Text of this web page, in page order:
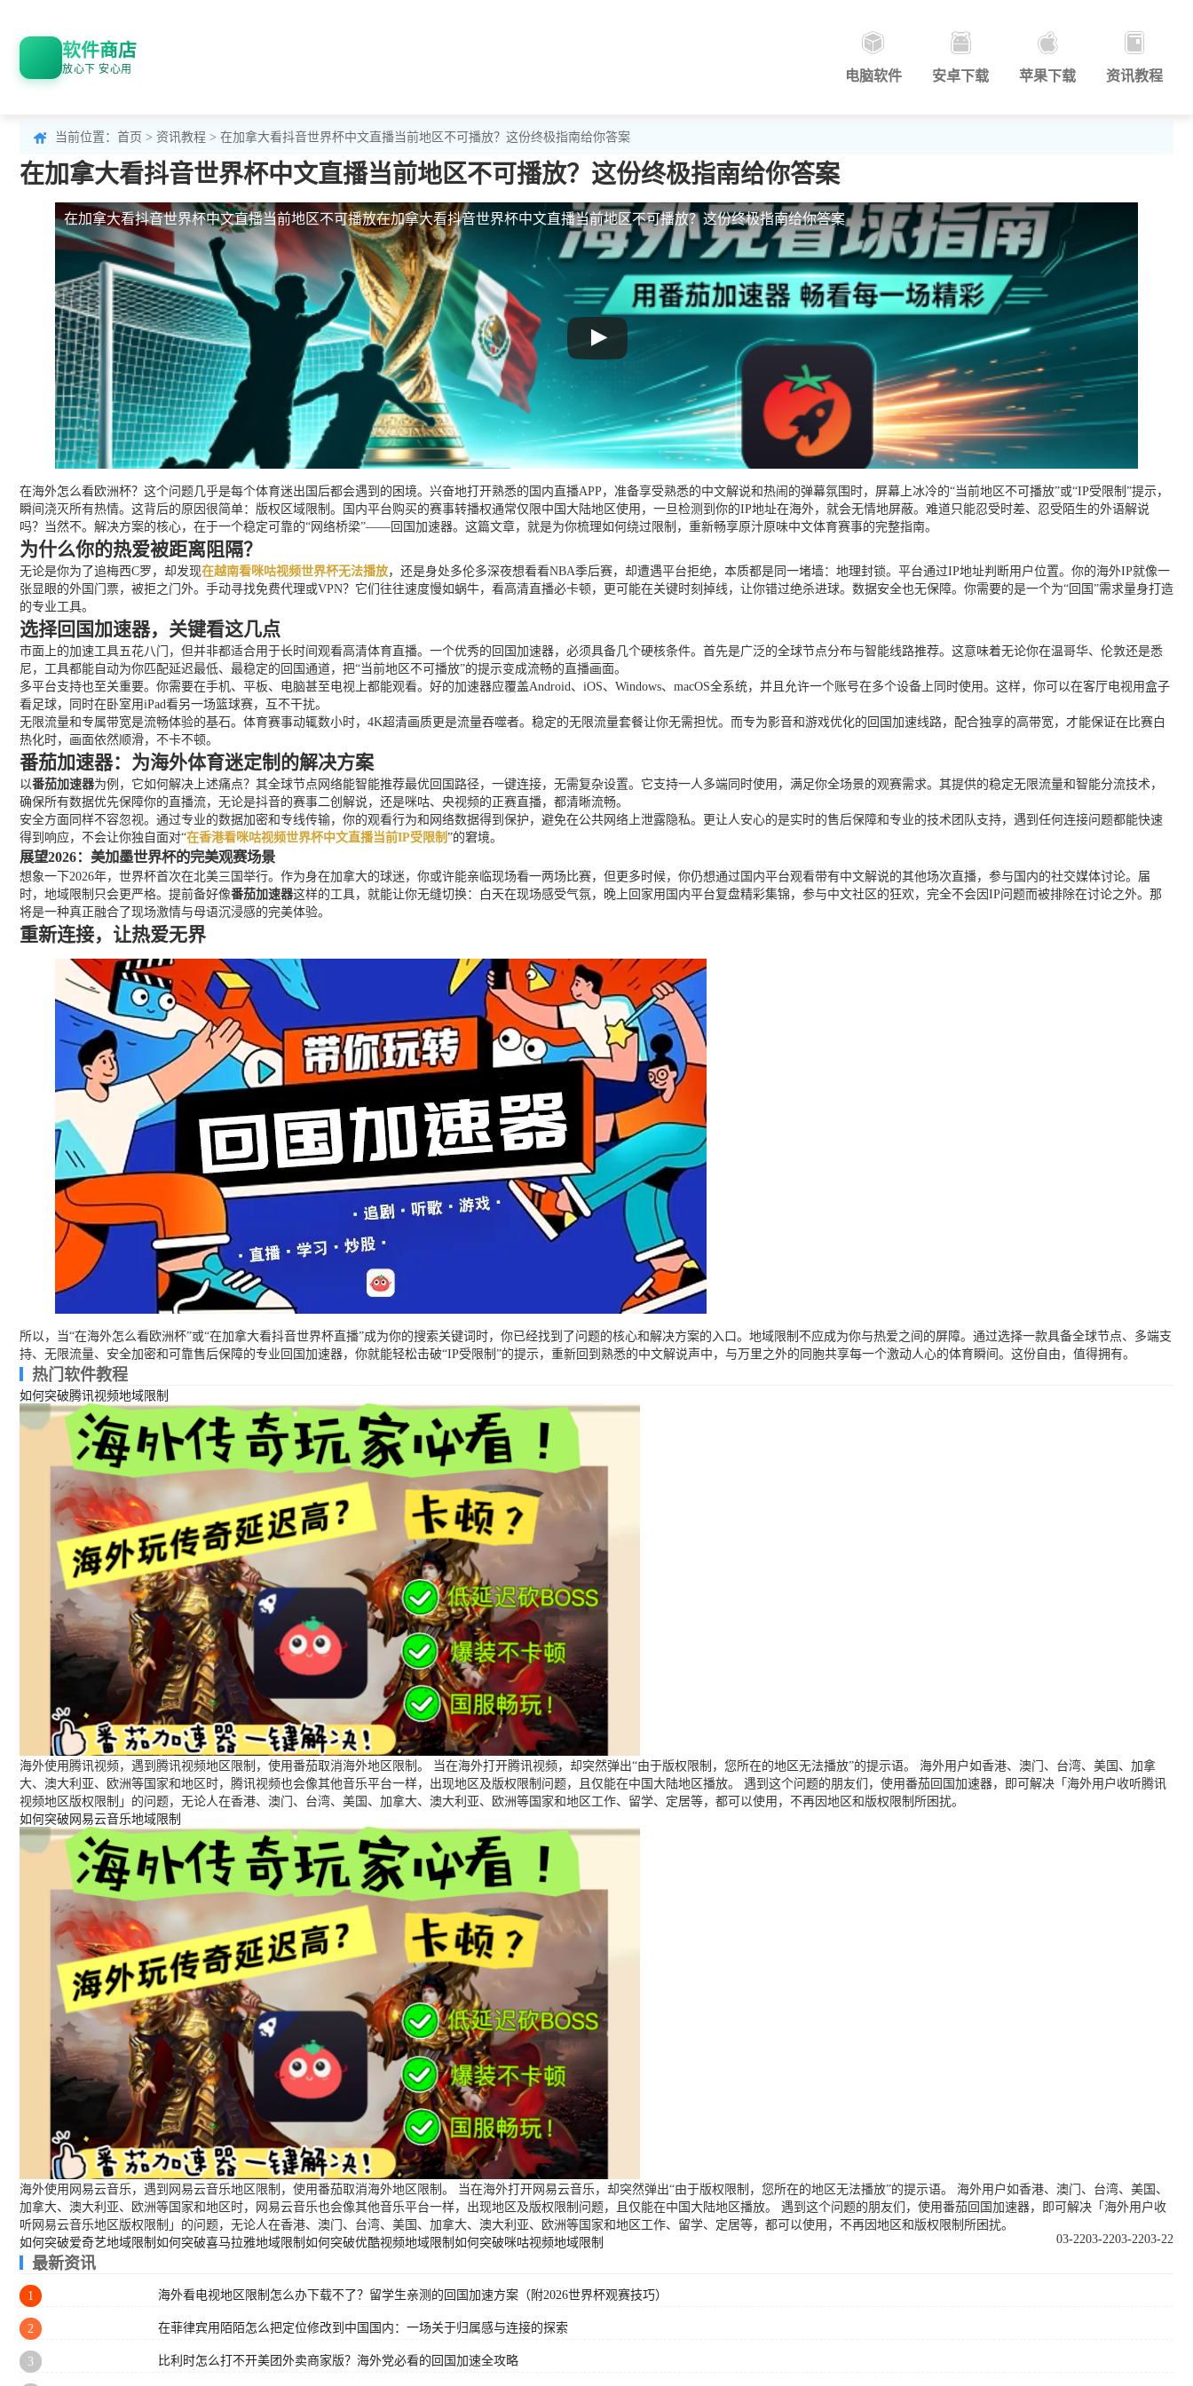
软件商店
放心下 安心用 电脑软件 安卓下载 苹果下载 资讯教程
当前位置： 首页 > 资讯教程 > 在加拿大看抖音世界杯中文直播当前地区不可播放？这份终极指南给你答案
在加拿大看抖音世界杯中文直播当前地区不可播放？这份终极指南给你答案
在加拿大看抖音世界杯中文直播当前地区不可播放在加拿大看抖音世界杯中文直播当前地区不可播放？这份终极指南给你答案
在海外怎么看欧洲杯？这个问题几乎是每个体育迷出国后都会遇到的困境。兴奋地打开熟悉的国内直播APP，准备享受熟悉的中文解说和热闹的弹幕氛围时，屏幕上冰冷的“当前地区不可播放”或“IP受限制”提示，
瞬间浇灭所有热情。这背后的原因很简单：版权区域限制。国内平台购买的赛事转播权通常仅限中国大陆地区使用，一旦检测到你的IP地址在海外，就会无情地屏蔽。难道只能忍受时差、忍受陌生的外语解说
吗？当然不。解决方案的核心，在于一个稳定可靠的“网络桥梁”——回国加速器。这篇文章，就是为你梳理如何绕过限制，重新畅享原汁原味中文体育赛事的完整指南。
为什么你的热爱被距离阻隔？
无论是你为了追梅西C罗，却发现在越南看咪咕视频世界杯无法播放，还是身处多伦多深夜想看看NBA季后赛，却遭遇平台拒绝，本质都是同一堵墙：地理封锁。平台通过IP地址判断用户位置。你的海外IP就像一
张显眼的外国门票，被拒之门外。手动寻找免费代理或VPN？它们往往速度慢如蜗牛，看高清直播必卡顿，更可能在关键时刻掉线，让你错过绝杀进球。数据安全也无保障。你需要的是一个为“回国”需求量身打造
的专业工具。
选择回国加速器，关键看这几点
市面上的加速工具五花八门，但并非都适合用于长时间观看高清体育直播。一个优秀的回国加速器，必须具备几个硬核条件。首先是广泛的全球节点分布与智能线路推荐。这意味着无论你在温哥华、伦敦还是悉
尼，工具都能自动为你匹配延迟最低、最稳定的回国通道，把“当前地区不可播放”的提示变成流畅的直播画面。
多平台支持也至关重要。你需要在手机、平板、电脑甚至电视上都能观看。好的加速器应覆盖Android、iOS、Windows、macOS全系统，并且允许一个账号在多个设备上同时使用。这样，你可以在客厅电视用盒子
看足球，同时在卧室用iPad看另一场篮球赛，互不干扰。
无限流量和专属带宽是流畅体验的基石。体育赛事动辄数小时，4K超清画质更是流量吞噬者。稳定的无限流量套餐让你无需担忧。而专为影音和游戏优化的回国加速线路，配合独享的高带宽，才能保证在比赛白
热化时，画面依然顺滑，不卡不顿。
番茄加速器：为海外体育迷定制的解决方案
以番茄加速器为例，它如何解决上述痛点？其全球节点网络能智能推荐最优回国路径，一键连接，无需复杂设置。它支持一人多端同时使用，满足你全场景的观赛需求。其提供的稳定无限流量和智能分流技术，
确保所有数据优先保障你的直播流，无论是抖音的赛事二创解说，还是咪咕、央视频的正赛直播，都清晰流畅。
安全方面同样不容忽视。通过专业的数据加密和专线传输，你的观看行为和网络数据得到保护，避免在公共网络上泄露隐私。更让人安心的是实时的售后保障和专业的技术团队支持，遇到任何连接问题都能快速
得到响应，不会让你独自面对“在香港看咪咕视频世界杯中文直播当前IP受限制 ”的窘境。
展望2026：美加墨世界杯的完美观赛场景
想象一下2026年，世界杯首次在北美三国举行。作为身在加拿大的球迷，你或许能亲临现场看一两场比赛，但更多时候，你仍想通过国内平台观看带有中文解说的其他场次直播，参与国内的社交媒体讨论。届
时，地域限制只会更严格。提前备好像番茄加速器这样的工具，就能让你无缝切换：白天在现场感受气氛，晚上回家用国内平台复盘精彩集锦，参与中文社区的狂欢，完全不会因IP问题而被排除在讨论之外。那
将是一种真正融合了现场激情与母语沉浸感的完美体验。
重新连接，让热爱无界
所以，当“在海外怎么看欧洲杯”或“在加拿大看抖音世界杯直播”成为你的搜索关键词时，你已经找到了问题的核心和解决方案的入口。地域限制不应成为你与热爱之间的屏障。通过选择一款具备全球节点、多端支
持、无限流量、安全加密和可靠售后保障的专业回国加速器，你就能轻松击破“IP受限制”的提示，重新回到熟悉的中文解说声中，与万里之外的同胞共享每一个激动人心的体育瞬间。这份自由，值得拥有。
热门软件教程
如何突破腾讯视频地域限制
海外使用腾讯视频，遇到腾讯视频地区限制，使用番茄取消海外地区限制。 当在海外打开腾讯视频，却突然弹出“由于版权限制，您所在的地区无法播放”的提示语。 海外用户如香港、澳门、台湾、美国、加拿
大、澳大利亚、欧洲等国家和地区时，腾讯视频也会像其他音乐平台一样，出现地区及版权限制问题，且仅能在中国大陆地区播放。 遇到这个问题的朋友们，使用番茄回国加速器，即可解决「海外用户收听腾讯
视频地区版权限制」的问题，无论人在香港、澳门、台湾、美国、加拿大、澳大利亚、欧洲等国家和地区工作、留学、定居等，都可以使用，不再因地区和版权限制所困扰。
如何突破网易云音乐地域限制
海外使用网易云音乐，遇到网易云音乐地区限制，使用番茄取消海外地区限制。 当在海外打开网易云音乐，却突然弹出“由于版权限制，您所在的地区无法播放”的提示语。 海外用户如香港、澳门、台湾、美国、
加拿大、澳大利亚、欧洲等国家和地区时，网易云音乐也会像其他音乐平台一样，出现地区及版权限制问题，且仅能在中国大陆地区播放。 遇到这个问题的朋友们，使用番茄回国加速器，即可解决「海外用户收
听网易云音乐地区版权限制」的问题，无论人在香港、澳门、台湾、美国、加拿大、澳大利亚、欧洲等国家和地区工作、留学、定居等，都可以使用，不再因地区和版权限制所困扰。
如何突破爱奇艺地域限制
03-22
如何突破喜马拉雅地域限制 03-22
如何突破优酷视频地域限制 03-22
如何突破咪咕视频地域限制 03-22
最新资讯
1 海外看电视地区限制怎么办下载不了？留学生亲测的回国加速方案（附2026世界杯观赛技巧）
2 在菲律宾用陌陌怎么把定位修改到中国国内：一场关于归属感与连接的探索
3 比利时怎么打不开美团外卖商家版？海外党必看的回国加速全攻略